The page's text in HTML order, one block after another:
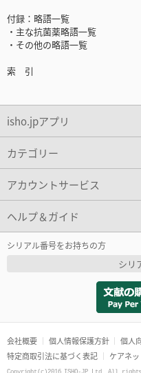
付録：略語一覧
・主な抗菌薬略語一覧
・その他の略語一覧
索 引
isho.jpアプリ
カテゴリー
アカウントサービス
ヘルプ＆ガイド
シリアル番号をお持ちの方
シリ
会社概要 個人情報保護方針
個人
特定商取引法に基づく表記
ケアネ